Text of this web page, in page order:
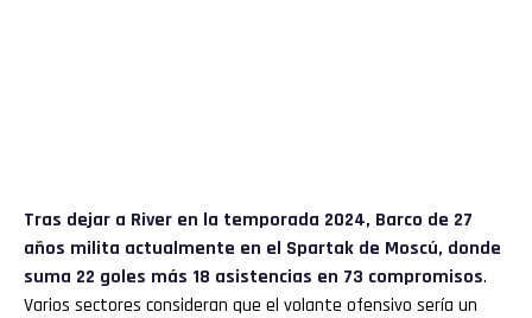
Tras dejar a River en la temporada 2024, Barco de 27
años milita actualmente en el Spartak de Moscú, donde
suma 22 goles más 18 asistencias en 73 compromisos.
Varios sectores consideran que el volante ofensivo sería un